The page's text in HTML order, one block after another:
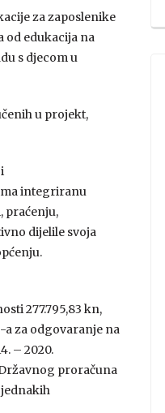
za zaposlenike
od edukacija na
s djecom u
u projekt,
integriranu
praćenju,
dijelile svoja
277.795,83 kn,
za odgovaranje na
– 2020.
proračuna
jednakih